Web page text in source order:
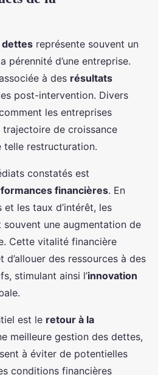
représente souvent un
pérennité d’une entreprise.
à des résultats
post-intervention. Divers
les entreprises
de croissance
telle restructuration.
constatés est
financières. En
les taux d’intérêt, les
une augmentation de
Cette vitalité financière
d’allouer des ressources à des
stimulant ainsi l’innovation
est le retour à la
meilleure gestion des dettes,
à éviter de potentielles
conditions financières